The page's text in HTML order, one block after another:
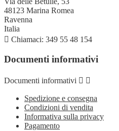
48123 Marina Romea
Ravenna
Italia
 Chiamaci: 349 55 48 154
Documenti informativi
Documenti informativi  
Spedizione e consegna
Condizioni di vendita
Informativa sulla privacy
Pagamento